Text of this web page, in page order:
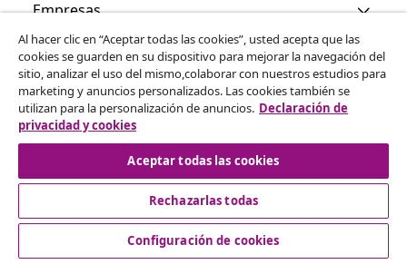
Empresas
vidaXL
Descubre mas
© 2008-2026 vidaXL www.vidaxl.es es una página web de
Al hacer clic en “Aceptar todas las cookies”, usted acepta que las
cookies se guarden en su dispositivo para mejorar la navegación del
sitio, analizar el uso del mismo,colaborar con nuestros estudios para
marketing y anuncios personalizados. Las cookies también se
utilizan para la personalización de anuncios. Declaración de
privacidad y cookies
Aceptar todas las cookies
Rechazarlas todas
Configuración de cookies